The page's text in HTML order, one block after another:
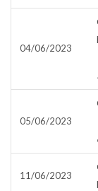
04/06/2023
05/06/2023
11/06/2023